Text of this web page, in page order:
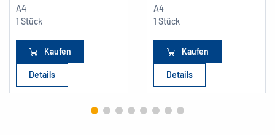
A4
1 Stück
Kaufen
Details
A4
1 Stück
Kaufen
Details